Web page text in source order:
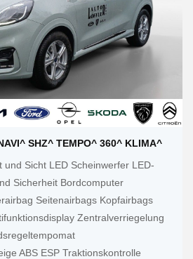
SHZ^ TEMPO^ 360^ KLIMA^
Sicht LED Scheinwerfer LED-
Sicherheit Bordcomputer
Seitenairbags Kopfairbags
Zentralverriegelung
ABS ESP Traktionskontrolle